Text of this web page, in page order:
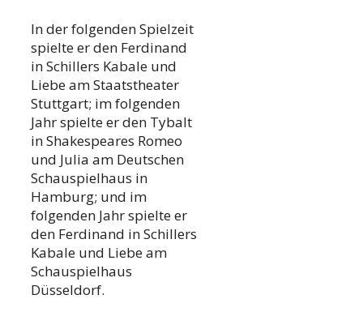
In der folgenden Spielzeit
spielte er den Ferdinand
in Schillers Kabale und
Liebe am Staatstheater
Stuttgart; im folgenden
Jahr spielte er den Tybalt
in Shakespeares Romeo
und Julia am Deutschen
Schauspielhaus in
Hamburg; und im
folgenden Jahr spielte er
den Ferdinand in Schillers
Kabale und Liebe am
Schauspielhaus
Düsseldorf.